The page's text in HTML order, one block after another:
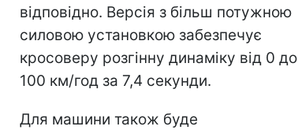
відповідно. Версія з більш потужною
силовою установкою забезпечує
кросоверу розгінну динаміку від 0 до
100 км/год за 7,4 секунди.
Для машини також буде